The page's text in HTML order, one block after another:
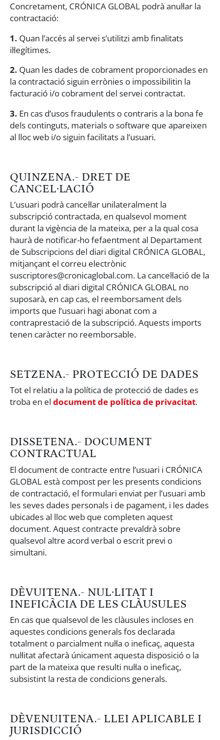
Concretament, CRÓNICA GLOBAL podrà anul·lar la
contractació:
1. Quan l’accés al servei s’utilitzi amb finalitats
il·legítimes.
2. Quan les dades de cobrament proporcionades en
la contractació siguin errònies o impossibilitin la
facturació i/o cobrament del servei contractat.
3. En cas d’usos fraudulents o contraris a la bona fe
dels continguts, materials o software que apareixen
al lloc web i/o siguin facilitats a l’usuari.
QUINZENA.- DRET DE
CANCEL·LACIÓ
L’usuari podrà cancel·lar unilateralment la
subscripció contractada, en qualsevol moment
durant la vigència de la mateixa, per a la qual cosa
haurà de notificar-ho fefaentment al Departament
de Subscripcions del diari digital CRÓNICA GLOBAL,
mitjançant el correu electrònic
suscriptores@cronicaglobal.com. La cancel·lació de la
subscripció al diari digital CRÓNICA GLOBAL no
suposarà, en cap cas, el reemborsament dels
imports que l’usuari hagi abonat com a
contraprestació de la subscripció. Aquests imports
tenen caràcter no reemborsable.
SETZENA.- PROTECCIÓ DE DADES
Tot el relatiu a la política de protecció de dades es
troba en el document de política de privacitat.
DISSETENA.- DOCUMENT
CONTRACTUAL
El document de contracte entre l’usuari i CRÓNICA
GLOBAL està compost per les presents condicions
de contractació, el formulari enviat per l’usuari amb
les seves dades personals i de pagament, i les dades
ubicades al lloc web que completen aquest
document. Aquest contracte prevaldrà sobre
qualsevol altre acord verbal o escrit previ o
simultani.
DÈVUITENA.- NUL·LITAT I
INEFICÀCIA DE LES CLÀUSULES
En cas que qualsevol de les clàusules incloses en
aquestes condicions generals fos declarada
totalment o parcialment nul·la o ineficaç, aquesta
nul·litat afectarà únicament aquesta disposició o la
part de la mateixa que resulti nul·la o ineficaç,
subsistint la resta de condicions generals.
DÈVENUITENA.- LLEI APLICABLE I
JURISDICCIÓ